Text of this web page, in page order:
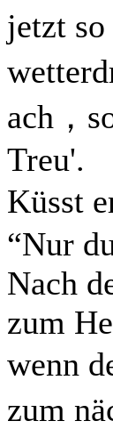
jetzt
ach，
Treu'.
Küsst
“Nur
Nach
zum
wenn
zum